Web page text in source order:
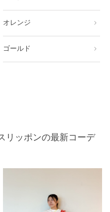
オレンジ
ゴールド
リッポンの最新コーデ